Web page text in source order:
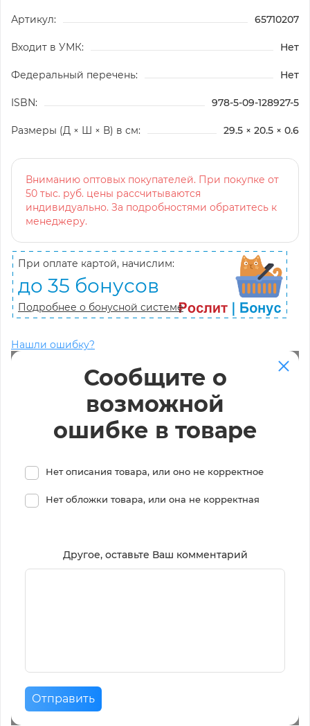
Артикул: 65710207
Входит в УМК: Нет
Федеральный перечень: Нет
ISBN: 978-5-09-128927-5
Размеры (Д × Ш × В) в см: 29.5 × 20.5 × 0.6
Вниманию оптовых покупателей. При покупке от
50 тыс. руб. цены рассчитываются
индивидуально. За подробностями обратитесь к
менеджеру.
При оплате картой, начислим:
до 35 бонусов
Подробнее о бонусной системе
Нашли ошибку?
Сообщите о
возможной
ошибке в товаре
Нет описания товара, или оно не корректное
Нет обложки товара, или она не корректная
Другое, оставьте Ваш комментарий
Отправить